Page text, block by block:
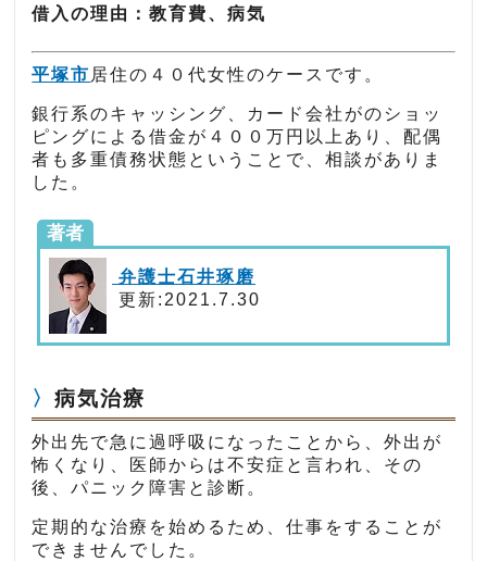
借入の理由：教育費、病気
平塚市 居住の４０代女性のケースです。
銀行系のキャッシング、カード会社がのショッ
ピングによる借金が４００万円以上あり、配偶
者も多重債務状態ということで、相談がありま
した。
著者
弁護士石井琢磨
更新:2021.7.30
病気治療
外出先で急に過呼吸になったことから、外出が
怖くなり、医師からは不安症と言われ、その
後、パニック障害と診断。
定期的な治療を始めるため、仕事をすることが
できませんでした。